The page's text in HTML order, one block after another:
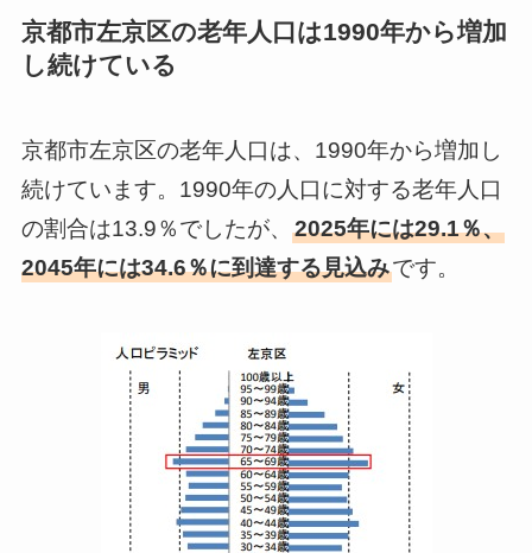
京都市左京区の老年人口は1990年から増加
し続けている
京都市左京区の老年人口は、1990年から増加し
続けています。1990年の人口に対する老年人口
の割合は13.9％でしたが、 2025年には29.1％、
2045年には34.6％に到達する見込みです。